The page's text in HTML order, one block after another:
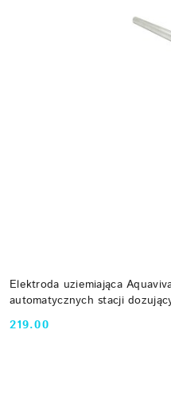
Elektroda uziemiająca
automatycznych stacji
Cena:
219.00